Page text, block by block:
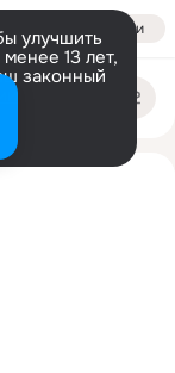
Войти
улучшить
13 лет,
законный